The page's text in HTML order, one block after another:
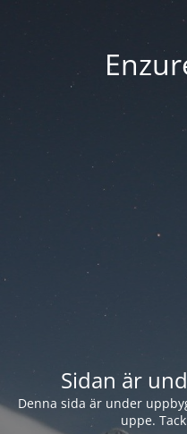
Sidan är
Denna sida är under
uppe.